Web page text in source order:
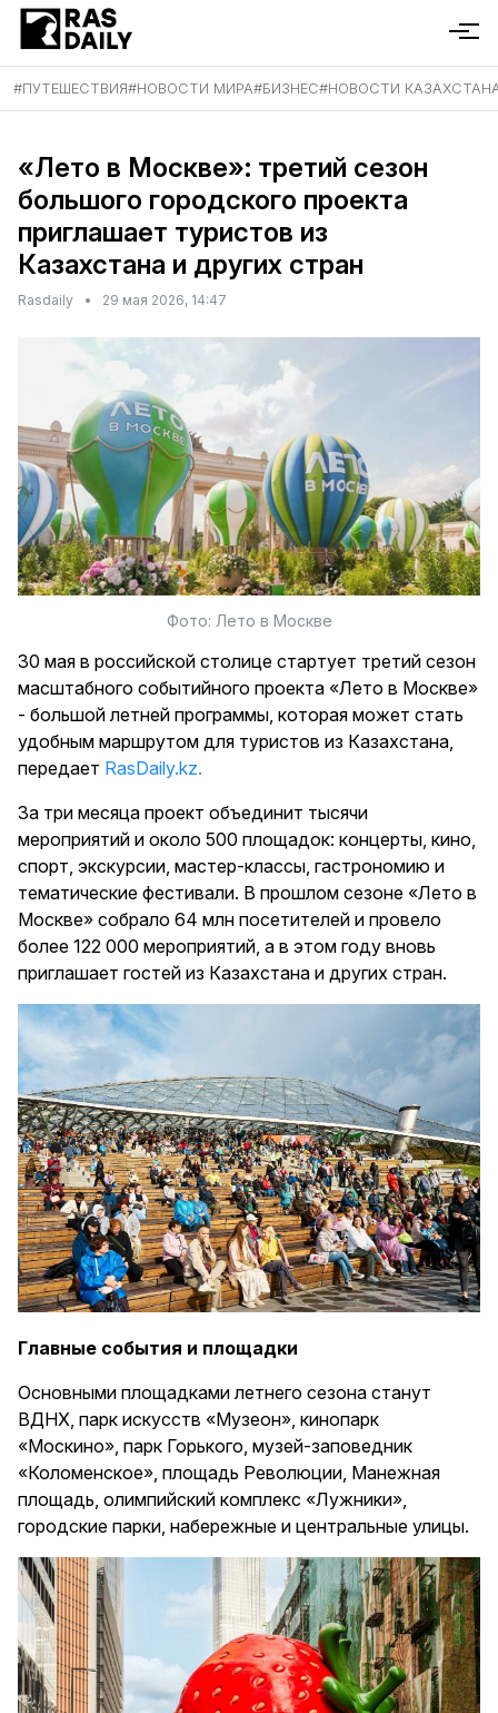
#ПУТЕШЕСТВИЯ#НОВОСТИ МИРА#БИЗНЕС#НОВОСТИ
«Лето в Москве»: третий сезон
большого городского проекта
приглашает туристов из
Казахстана и других стран
Rasdaily • 29 мая 2026, 14:47
Фото: Лето в Москве
30 мая в российской столице стартует третий сезон
масштабного событийного проекта «Лето в Москве»
- большой летней программы, которая может стать
удобным маршрутом для туристов из Казахстана,
передает RasDaily.kz.
За три месяца проект объединит тысячи
мероприятий и около 500 площадок: концерты, кино,
спорт, экскурсии, мастер-классы, гастрономию и
тематические фестивали. В прошлом сезоне «Лето в
Москве» собрало 64 млн посетителей и провело
более 122 000 мероприятий, а в этом году вновь
приглашает гостей из Казахстана и других стран.
Главные события и площадки
Основными площадками летнего сезона станут
ВДНХ, парк искусств «Музеон», кинопарк
«Москино», парк Горького, музей-заповедник
«Коломенское», площадь Революции, Манежная
площадь, олимпийский комплекс «Лужники»,
городские парки, набережные и центральные улицы.